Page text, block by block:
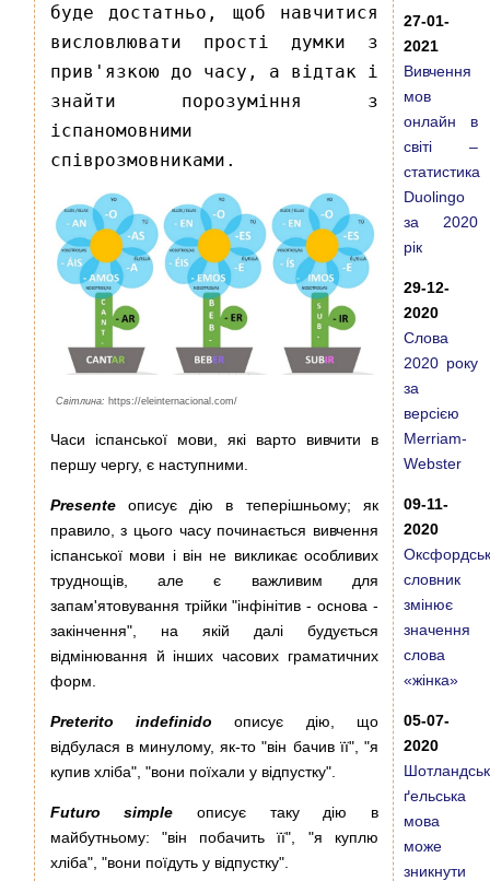
буде достатньо, щоб навчитися
висловлювати прості думки з
прив'язкою до часу, а відтак і
знайти порозуміння з
іспаномовними
співрозмовниками.
Світлина: https://eleinternacional.com/
Часи іспанської мови, які варто вивчити в
першу чергу, є наступними.
Presenteописує дію в теперішньому; як
правило, з цього часу починається вивчення
іспанської мови і він не викликає особливих
труднощів, але є важливим для
запам'ятовування трійки "інфінітив - основа -
закінчення", на якій далі будується
відмінювання й інших часових граматичних
форм.
Preterito indefinido описує дію, що
відбулася в минулому, як-то "він бачив її", "я
купив хліба", "вони поїхали у відпустку".
Futuro simple описує таку дію в
майбутньому: "він побачить її", "я куплю
хліба", "вони поїдуть у відпустку".
27-01-
2021
Вивчення
мов
онлайн в
світі –
статистика
Duolingo
за 2020
рік
29-12-
2020
Слова
2020 року
за
версією
Merriam-
Webster
09-11-
2020
словник
змінює
значення
слова
«жінка»
05-07-
2020
ґельська
мова
може
зникнути